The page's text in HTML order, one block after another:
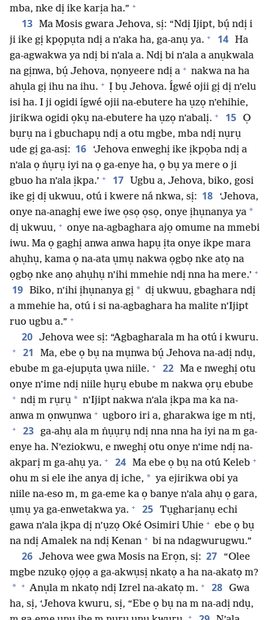
mba, nke dị ike karịa ha.” +
13 Ma Mosis gwara Jehova, sị: “Ndị Ijipt, bụ́ ndị i
ji ike gị kpọpụta ndị a n’aka ha, ga-anụ ya. + 14 Ha
ga-agwakwa ya ndị bi n’ala a. Ndị bi n’ala a anụkwala
na gịnwa, bụ́ Jehova, nọnyeere ndị a + nakwa na ha
ahụla gị ihu na ihu. + Ị bụ Jehova. Ígwé ojii gị dị n’elu
isi ha. I ji ogidi ígwé ojii na-ebutere ha ụzọ n’ehihie,
jirikwa ogidi ọkụ na-ebutere ha ụzọ n’abalị. + 15 Ọ
bụrụ na i gbuchapụ ndị a otu mgbe, mba ndị nụrụ
ude gị ga-asị: 16
‘Jehova enweghị ike ịkpọba ndị a
n’ala ọ ṅụrụ iyi na ọ ga-enye ha, ọ bụ ya mere o ji
gbuo ha n’ala ịkpa.’ + 17
Ugbu a, Jehova, biko, gosi
ike gị dị ukwuu, otú i kwere ná nkwa, sị: 18
‘Jehova,
onye na-anaghị ewe iwe ọsọ ọsọ, onye ịhụnanya ya *
dị ukwuu, + onye na-agbaghara ajọ omume na mmebi
iwu. Ma ọ gaghị anwa anwa hapụ ịta onye ikpe mara
ahụhụ, kama ọ na-ata ụmụ nakwa ọgbọ nke atọ na
ọgbọ nke anọ ahụhụ n’ihi mmehie ndị nna ha mere.’ +
19 Biko, n’ihi ịhụnanya gị * dị ukwuu, gbaghara ndị
a mmehie ha, otú i si na-agbaghara ha malite n’Ijipt
ruo ugbu a.” +
20 Jehova wee sị: “Agbagharala m ha otú i kwuru.
+ 21
Ma, ebe ọ bụ na mụnwa bụ́ Jehova na-adị ndụ,
ebube m ga-ejupụta ụwa niile. + 22 Ma e nweghị otu
onye n’ime ndị niile hụrụ ebube m nakwa ọrụ ebube
+ ndị m rụrụ * n’Ijipt nakwa n’ala ịkpa ma ka na-
anwa m ọnwụnwa + ugboro iri a, gharakwa ige m ntị,
+ 23 ga-ahụ ala m ṅụụrụ ndị nna nna ha iyi na m ga-
enye ha. N’eziokwu, e nweghị otu onye n’ime ndị na-
akparị m ga-ahụ ya. + 24 Ma ebe ọ bụ na otú Keleb +
ohu m si ele ihe anya dị iche, * ya ejirikwa obi ya
niile na-eso m, m ga-eme ka ọ banye n’ala ahụ ọ gara,
ụmụ ya ga-enwetakwa ya. + 25 Tụgharịanụ echi
gawa n’ala ịkpa dị n’ụzọ Oké Osimiri Uhie + ebe ọ bụ
na ndị Amalek na ndị Kenan + bi na ndagwurugwu.”
26 Jehova wee gwa Mosis na Erọn, sị: 27
“Olee
mgbe nzukọ ọjọọ a ga-akwụsị nkatọ a ha na-akatọ m?
* + Anụla m nkatọ ndị Izrel na-akatọ m. + 28 Gwa
ha, sị, ‘Jehova kwuru, sị, “Ebe ọ bụ na m na-adị ndụ,
+